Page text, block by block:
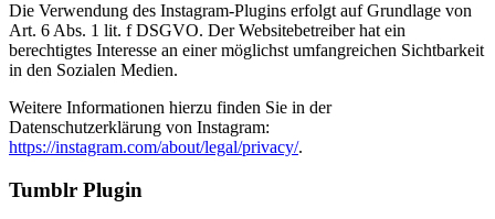
Die Verwendung des Instagram-Plugins erfolgt auf Grundlage von
Art. 6 Abs. 1 lit. f DSGVO. Der Websitebetreiber hat ein
berechtigtes Interesse an einer möglichst umfangreichen Sichtbarkeit
in den Sozialen Medien.
Weitere Informationen hierzu finden Sie in der
Datenschutzerklärung von Instagram:
https://instagram.com/about/legal/privacy/.
Tumblr Plugin